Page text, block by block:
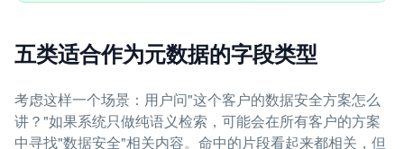
五类适合作为元数据的字段类型
考虑这样一个场景：用户问"这个客户的数据安全方案怎么
讲？"如果系统只做纯语义检索，可能会在所有客户的方案
中寻找"数据安全"相关内容。命中的片段看起来都相关，但